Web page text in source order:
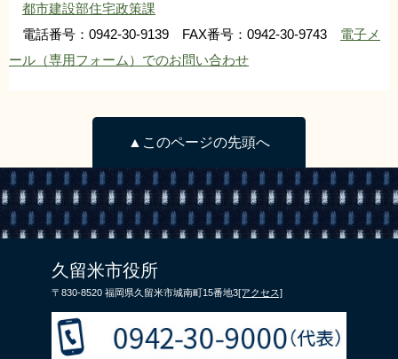
都市建設部住宅政策課
電話番号：0942-30-9139 FAX番号：0942-30-9743 電子メ
ール（専用フォーム）でのお問い合わせ
▲このページの先頭へ
久留米市役所
〒830-8520 福岡県久留米市城南町15番地3[アクセス]